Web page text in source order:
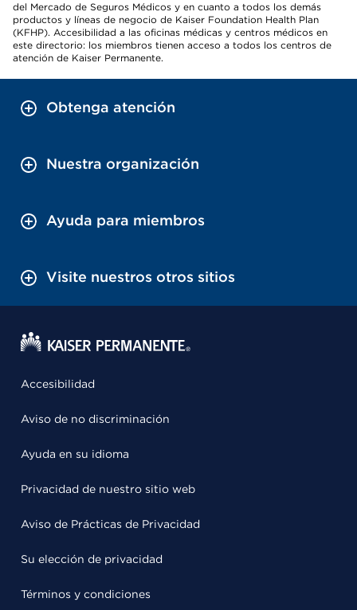
del Mercado de Seguros Médicos y en cuanto a todos los demás
productos y líneas de negocio de Kaiser Foundation Health Plan
(KFHP). Accesibilidad a las oficinas médicas y centros médicos en
este directorio: los miembros tienen acceso a todos los centros de
atención de Kaiser Permanente.
Obtenga atención
Nuestra organización
Ayuda para miembros
Visite nuestros otros sitios
Accesibilidad
Aviso de no discriminación
Ayuda en su idioma
Privacidad de nuestro sitio web
Aviso de Prácticas de Privacidad
Su elección de privacidad
Términos y condiciones